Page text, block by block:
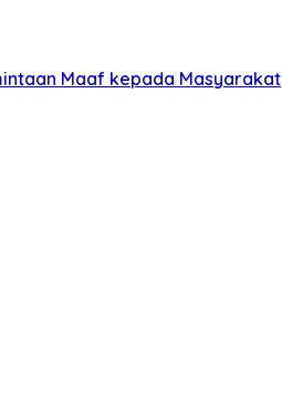
Maaf kepada Masyarakat